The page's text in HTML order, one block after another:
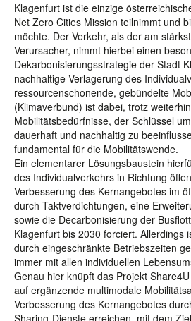
Klagenfurt ist die einzige
Net Zero Cities Mission teilnimmt und
möchte. Der Verkehr, als der am
Verursacher, nimmt hierbei einen
Dekarbonisierungsstrategie der Stadt
nachhaltige Verlagerung des
ressourcenschonende, gebündelte
(Klimaverbund) ist dabei, trotz
Mobilitätsbedürfnisse, der Schlüssel
dauerhaft und nachhaltig zu
fundamental für die Mobilitätswende.
Ein elementarer Lösungsbaustein
des Individualverkehrs in Richtung
Verbesserung des Kernangebotes im
durch Taktverdichtungen, eine
sowie die Decarbonisierung der
Klagenfurt bis 2030 forciert. Allerdings
durch eingeschränkte Betriebszeiten
immer mit allen individuellen
Genau hier knüpft das Projekt
auf ergänzende multimodale
Verbesserung des Kernangebotes
Sharing-Dienste erreichen, mit dem